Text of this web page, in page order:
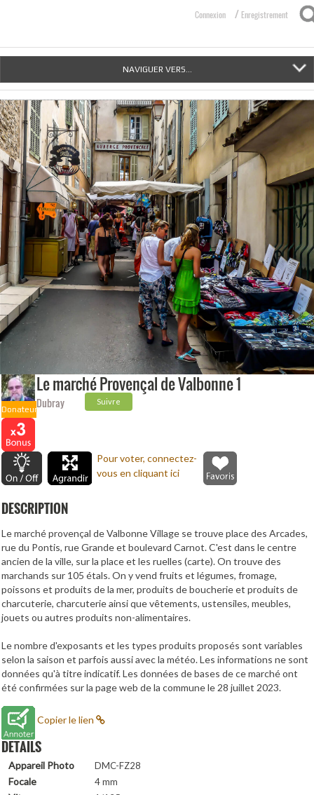
Connexion / Enregistrement
NAVIGUER VERS...
Donateur
Le marché Provençal de Valbonne 1
Dubray Suivre
Pour voter, connectez-
vous en cliquant ici
DESCRIPTION
Le marché provençal de Valbonne Village se trouve place des Arcades,
rue du Pontis, rue Grande et boulevard Carnot. C'est dans le centre
ancien de la ville, sur la place et les ruelles (carte). On trouve des
marchands sur 105 étals. On y vend fruits et légumes, fromage,
poissons et produits de la mer, produits de boucherie et produits de
charcuterie, charcuterie ainsi que vêtements, ustensiles, meubles,
jouets ou autres produits non-alimentaires.
Le nombre d'exposants et les types produits proposés sont variables
selon la saison et parfois aussi avec la météo. Les informations ne sont
données qu'à titre indicatif. Les données de bases de ce marché ont
été confirmées sur la page web de la commune le 28 juillet 2023.
Copier le lien
DETAILS
Appareil Photo DMC-FZ28
Focale 4 mm